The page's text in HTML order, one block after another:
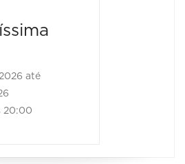
até
20:00